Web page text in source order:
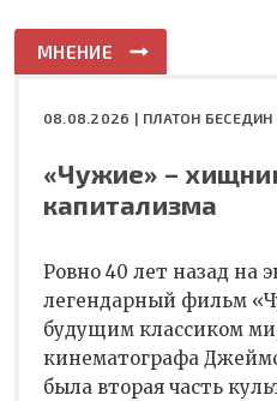
МНЕНИЕ
08.08.2026 | ПЛАТОН БЕСЕДИН
«Чужие» –
капитализма
Ровно 40 лет назад на
легендарный фильм
будущим классиком
кинематографа
была вторая часть